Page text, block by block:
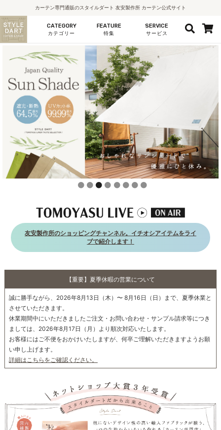
カーテン専門通販のスタイルダート 友安製作所 カーテン公式サイト
CATEGORY
カテゴリー
FEATURE
特集
SERVICE
サービス
友安製作所のショッピングチャンネル。イチオシアイテムをライ
ブで紹介します！
【重要】夏季休暇の営業について
誠に勝手ながら、2026年8月13日（木）〜 8月16日（日）まで、夏季休業と
させていただきます。
休業期間中にいただきましたご注文・お問い合わせ・サンプル請求等につき
ましては、2026年8月17日（月）より順次対応いたします。
お客様にはご不便をおかけいたしますが、何卒ご理解いただきますようお願
い申し上げます。
詳細はこちらをご確認ください。